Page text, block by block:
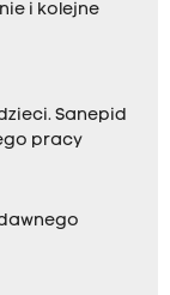
i kolejne
Sanepid
pracy